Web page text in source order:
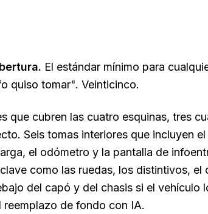
El estándar mínimo para
quiso tomar". Veinticinco.
que cubren las cuatro esquinas, tres
Seis tomas interiores que incluyen
el odómetro y la pantalla de
como las ruedas, los distintivos,
del capó y del chasis si el vehículo
de fondo con IA.